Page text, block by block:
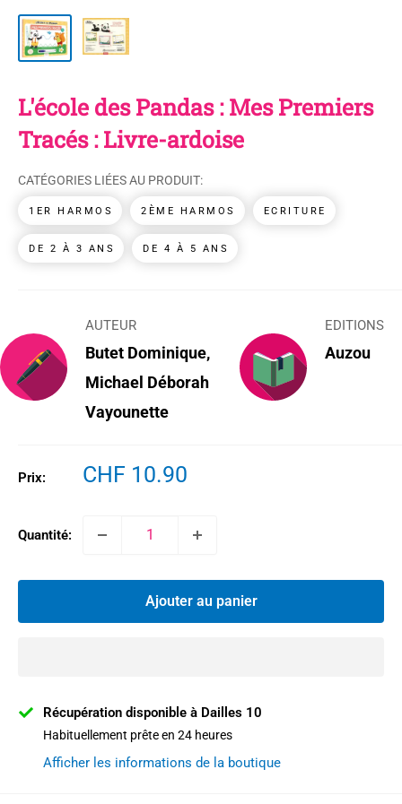
L'école des Pandas : Mes Premiers
Tracés : Livre-ardoise
CATÉGORIES LIÉES AU PRODUIT:
1ER HARMOS 2ÈME HARMOS ECRITURE
DE 2 À 3 ANS DE 4 À 5 ANS
AUTEUR
Butet Dominique,
Michael Déborah
Vayounette
EDITIONS
Auzou
Prix:
Prix
CHF 10.90
Quantité:
Ajouter au panier
Récupération disponible à Dailles 10
Habituellement prête en 24 heures
Afficher les informations de la boutique